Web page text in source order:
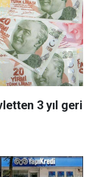
3 yıl geri